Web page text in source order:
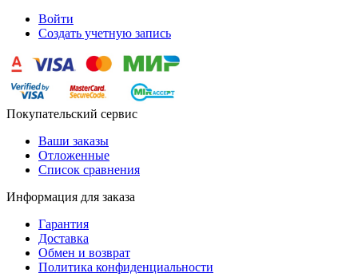
Войти
Создать учетную запись
Покупательский сервис
Ваши заказы
Отложенные
Список сравнения
Информация для заказа
Гарантия
Доставка
Обмен и возврат
Политика конфиденциальности